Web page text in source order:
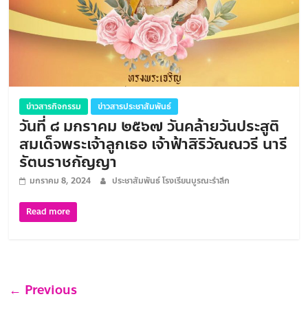
ข่าวสารกิจกรรม ข่าวสารประชาสัมพันธ์
วันที่ ๘ มกราคม ๒๕๖๗ วันคล้ายวันประสูติ
สมเด็จพระเจ้าลูกเธอ เจ้าฟ้าสิริวัณณวรี นารี
รัตนราชกัญญา
มกราคม 8, 2024 ประชาสัมพันธ์ โรงเรียนบูรณะรำลึก
Read more
← Previous